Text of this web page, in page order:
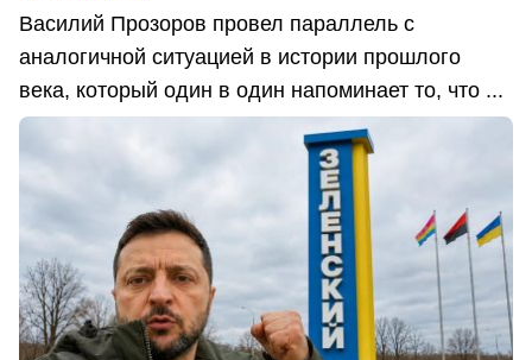
Василий Прозоров провел параллель с
аналогичной ситуацией в истории прошлого
века, который один в один напоминает то, что ...